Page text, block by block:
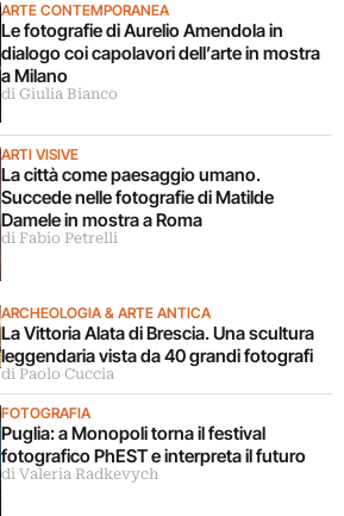
ARTE CONTEMPORANEA
Le fotografie di Aurelio Amendola in
dialogo coi capolavori dell’arte in mostra
a Milano
di Giulia Bianco
ARTI VISIVE
La città come paesaggio umano.
Succede nelle fotografie di Matilde
Damele in mostra a Roma
di Fabio Petrelli
ARCHEOLOGIA & ARTE ANTICA
La Vittoria Alata di Brescia. Una scultura
leggendaria vista da 40 grandi fotografi
di Paolo Cuccia
FOTOGRAFIA
Puglia: a Monopoli torna il festival
fotografico PhEST e interpreta il futuro
di Valeria Radkevych